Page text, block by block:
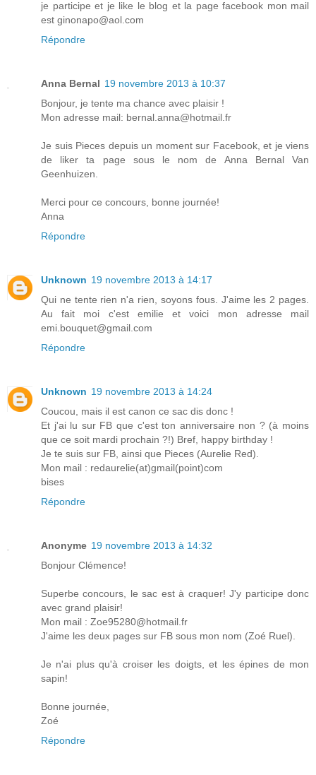
je participe et je like le blog et la page facebook mon mail
est ginonapo@aol.com
Répondre
Anna Bernal 19 novembre 2013 à 10:37
Bonjour, je tente ma chance avec plaisir !
Mon adresse mail: bernal.anna@hotmail.fr
Je suis Pieces depuis un moment sur Facebook, et je viens
de liker ta page sous le nom de Anna Bernal Van
Geenhuizen.
Merci pour ce concours, bonne journée!
Anna
Répondre
Unknown 19 novembre 2013 à 14:17
Qui ne tente rien n'a rien, soyons fous. J'aime les 2 pages.
Au fait moi c'est emilie et voici mon adresse mail
emi.bouquet@gmail.com
Répondre
Unknown 19 novembre 2013 à 14:24
Coucou, mais il est canon ce sac dis donc !
Et j'ai lu sur FB que c'est ton anniversaire non ? (à moins
que ce soit mardi prochain ?!) Bref, happy birthday !
Je te suis sur FB, ainsi que Pieces (Aurelie Red).
Mon mail : redaurelie(at)gmail(point)com
bises
Répondre
Anonyme 19 novembre 2013 à 14:32
Bonjour Clémence!
Superbe concours, le sac est à craquer! J'y participe donc
avec grand plaisir!
Mon mail : Zoe95280@hotmail.fr
J'aime les deux pages sur FB sous mon nom (Zoé Ruel).
Je n'ai plus qu'à croiser les doigts, et les épines de mon
sapin!
Bonne journée,
Zoé
Répondre